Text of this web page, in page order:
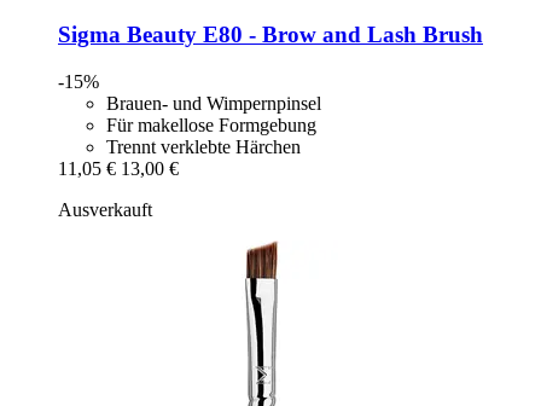
Sigma Beauty E80 -​ Brow and Lash Brush
-15%
Brauen- und Wimpernpinsel
Für makellose Formgebung
Trennt verklebte Härchen
11,05 € 13,00 €
Ausverkauft